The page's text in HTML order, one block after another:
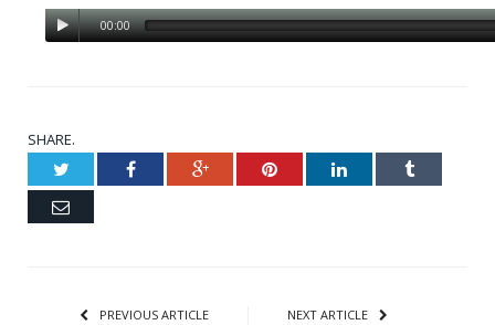
00:00
SHARE.
Twitter Facebook Google+ Pinterest LinkedIn Tumblr
Email
PREVIOUS ARTICLE NEXT ARTICLE